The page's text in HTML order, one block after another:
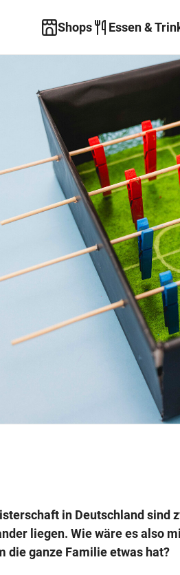
Shops Essen &
in Deutschland sind
liegen. Wie wäre es also
die ganze Familie etwas hat?